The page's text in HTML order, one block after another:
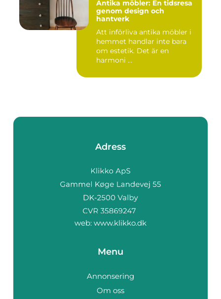
Antika möbler: En tidsresa
genom design och
hantverk
Att införliva antika möbler i
hemmet handlar inte bara
om estetik. Det är en
harmoni ...
Adress
web: www.klikko.dk
Menu
Annonsering
Om oss